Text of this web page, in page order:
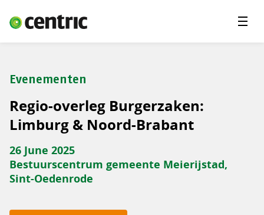
Oplossingen
Contact
Careers
Insights
Evenementen
Regio-overleg Burgerzaken:
Limburg & Noord-Brabant
26 June 2025
Bestuurscentrum gemeente Meierijstad,
Sint-Oedenrode